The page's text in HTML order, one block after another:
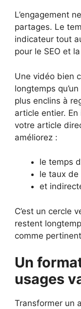
L’engagement
partages. Le
indicateur tout
pour le SEO et
Une vidéo bien
longtemps
plus enclins à
article entier.
votre article
améliorez :
le temps
le taux de
et
C’est un cercle
restent
comme
Un
usages
Transformer un